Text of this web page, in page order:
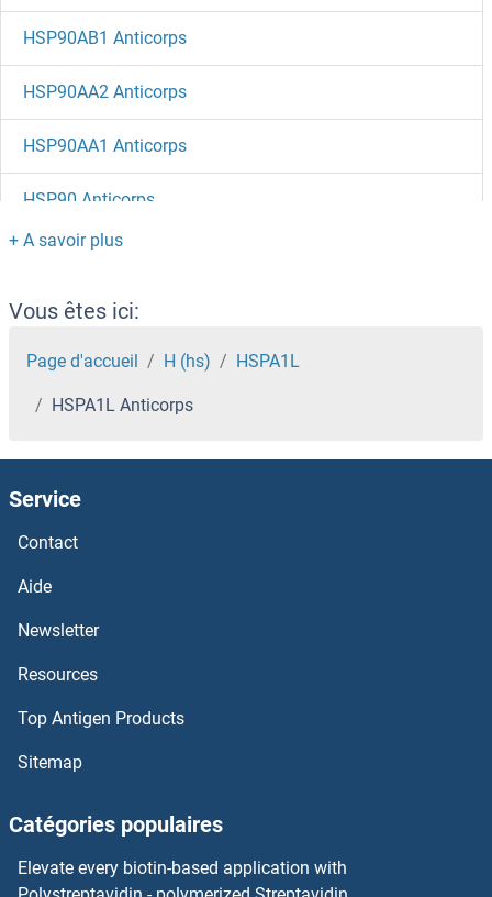
HSP90AB1 Anticorps
HSP90AA2 Anticorps
HSP90AA1 Anticorps
HSP90 Anticorps
HSP70 1A Anticorps
HSP70 Anticorps
HSP27 Anticorps
HSP27 Anticorps
HSFY2 Anticorps
HSFY1 Anticorps
HSF5 Anticorps
Vous êtes ici:
Page d'accueil H (hs) HSPA1L
HSPA1L Anticorps
Service
Contact
Aide
Newsletter
Resources
Top Antigen Products
Sitemap
Catégories populaires
Elevate every biotin-based application with